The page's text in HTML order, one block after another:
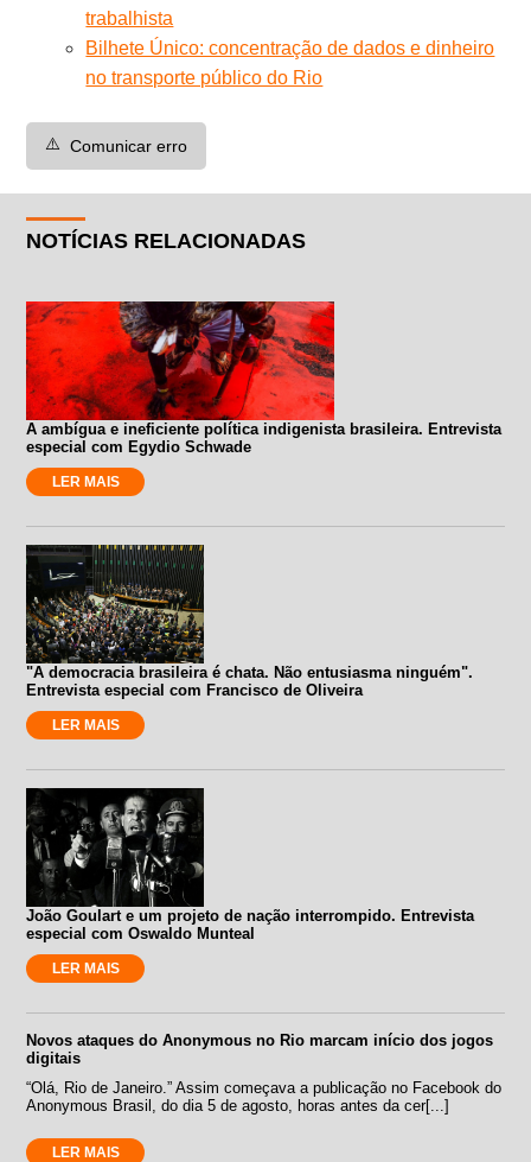
trabalhista
Bilhete Único: concentração de dados e dinheiro
no transporte público do Rio
⚠️ Comunicar erro
NOTÍCIAS RELACIONADAS
A ambígua e ineficiente política indigenista brasileira. Entrevista
especial com Egydio Schwade
LER MAIS
"A democracia brasileira é chata. Não entusiasma ninguém".
Entrevista especial com Francisco de Oliveira
LER MAIS
João Goulart e um projeto de nação interrompido. Entrevista
especial com Oswaldo Munteal
LER MAIS
Novos ataques do Anonymous no Rio marcam início dos jogos
digitais
“Olá, Rio de Janeiro.” Assim começava a publicação no Facebook do
Anonymous Brasil, do dia 5 de agosto, horas antes da cer[...]
LER MAIS